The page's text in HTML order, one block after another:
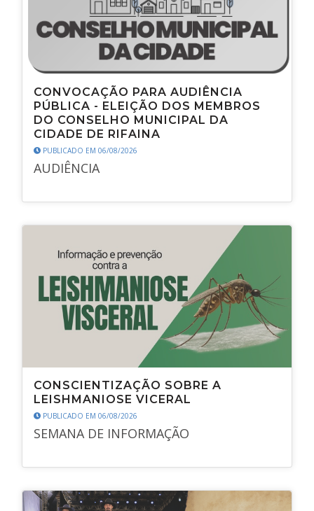
CONVOCAÇÃO PARA AUDIÊNCIA
PÚBLICA - ELEIÇÃO DOS MEMBROS
DO CONSELHO MUNICIPAL DA
CIDADE DE RIFAINA
PUBLICADO EM 06/08/2026
AUDIÊNCIA
CONSCIENTIZAÇÃO SOBRE A
LEISHMANIOSE VICERAL
PUBLICADO EM 06/08/2026
SEMANA DE INFORMAÇÃO